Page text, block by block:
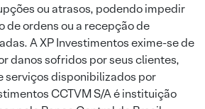
ou atrasos, podendo impedir
de ordens ou a recepção de
A XP Investimentos exime-se de
danos sofridos por seus clientes,
serviços disponibilizados por
CCTVM S/A é instituição